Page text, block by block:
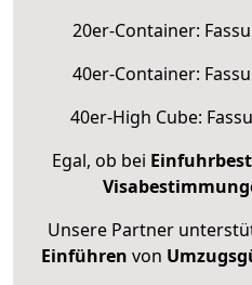
20er-Container:
40er-Container:
40er-High Cube:
Egal, ob bei
Unsere Partner
Einführen von